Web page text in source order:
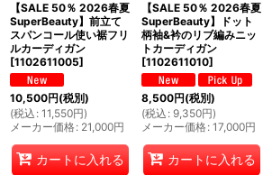
【SALE 50％ 2026春夏
SuperBeauty】前立て
スパンコール使い裾フリ
ルカーディガン
[1102611005]
10,500円(税別)
(税込 : 11,550円)
メーカー価格: 21,000円
カートに入れる
【SALE 50％ 2026春夏
SuperBeauty】ドット
柄袖&衿のリブ編みニッ
トカーディガン
[1102611010]
8,500円(税別)
(税込 : 9,350円)
メーカー価格: 17,000円
カートに入れる